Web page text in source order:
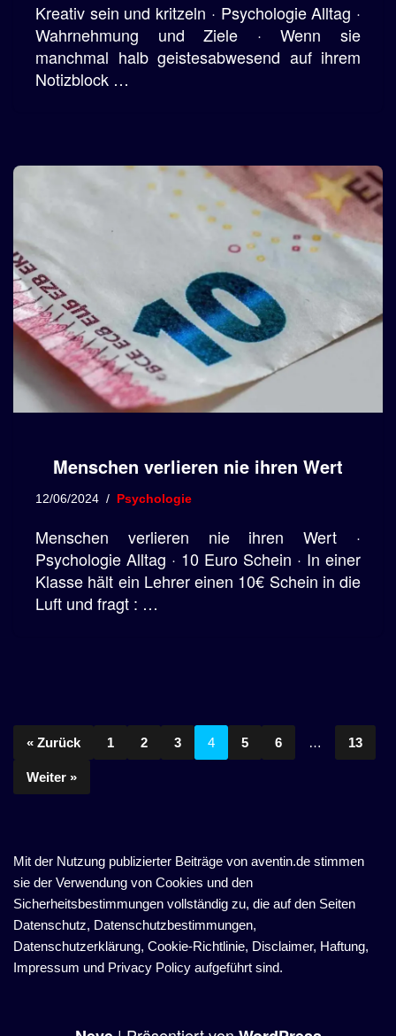
Kreativ sein und kritzeln · Psychologie Alltag ·
Wahrnehmung und Ziele · Wenn sie
manchmal halb geistesabwesend auf ihrem
Notizblock …
Menschen verlieren nie ihren Wert
12/06/2024 Psychologie
Menschen verlieren nie ihren Wert ·
Psychologie Alltag · 10 Euro Schein · In einer
Klasse hält ein Lehrer einen 10€ Schein in die
Luft und fragt : …
« Zurück 1 2 3 4 5 6 … 13
Weiter »
Mit der Nutzung publizierter Beiträge von aventin.de stimmen
sie der Verwendung von Cookies und den
Sicherheitsbestimmungen vollständig zu, die auf den Seiten
Datenschutz, Datenschutzbestimmungen,
Datenschutzerklärung, Cookie-Richtlinie, Disclaimer, Haftung,
Impressum und Privacy Policy aufgeführt sind.